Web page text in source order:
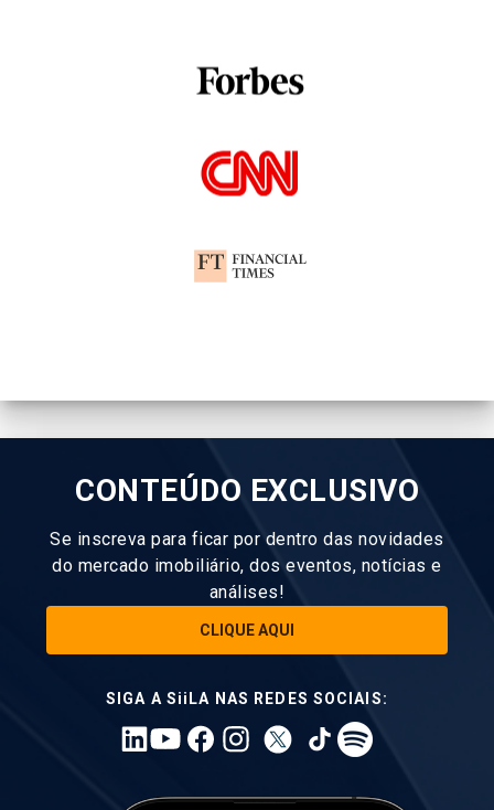
CONTEÚDO EXCLUSIVO
Se inscreva para ficar por dentro das novidades
do mercado imobiliário, dos eventos, notícias e
análises!
CLIQUE AQUI
SIGA A SiiLA NAS REDES SOCIAIS: